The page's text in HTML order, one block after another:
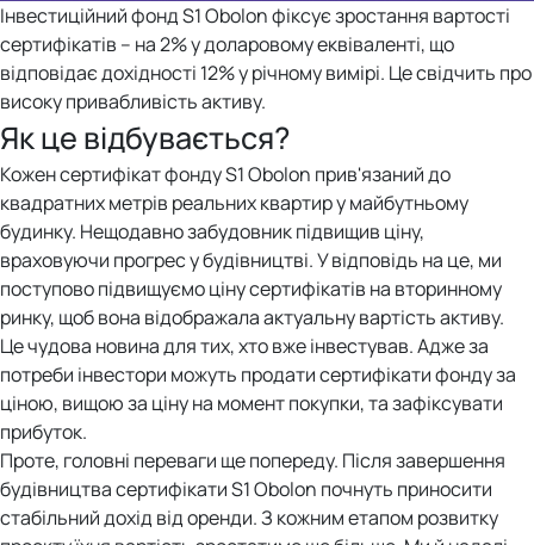
Інвестиційний фонд S1 Obolon фіксує зростання вартості
сертифікатів – на 2% у доларовому еквіваленті, що
відповідає дохідності 12% у річному вимірі. Це свідчить про
високу привабливість активу.
Як це відбувається?
Кожен сертифікат фонду S1 Obolon прив'язаний до
квадратних метрів реальних квартир у майбутньому
будинку. Нещодавно забудовник підвищив ціну,
враховуючи прогрес у будівництві. У відповідь на це, ми
поступово підвищуємо ціну сертифікатів на вторинному
ринку, щоб вона відображала актуальну вартість активу.
Це чудова новина для тих, хто вже інвестував. Адже за
потреби інвестори можуть продати сертифікати фонду за
ціною, вищою за ціну на момент покупки, та зафіксувати
прибуток.
Проте, головні переваги ще попереду. Після завершення
будівництва сертифікати S1 Obolon почнуть приносити
стабільний дохід від оренди. З кожним етапом розвитку